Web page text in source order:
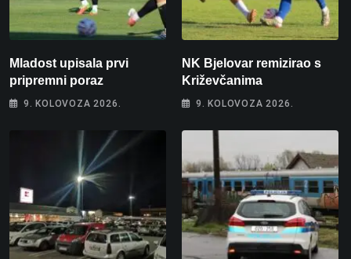
Mladost upisala prvi
pripremni poraz
9. KOLOVOZA 2026.
NK Bjelovar remizirao s
Križevčanima
9. KOLOVOZA 2026.